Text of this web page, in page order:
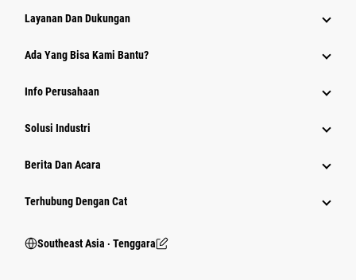
Layanan Dan Dukungan
Ada Yang Bisa Kami Bantu?
Info Perusahaan
Solusi Industri
Berita Dan Acara
Terhubung Dengan Cat
Southeast Asia ‧ Tenggara